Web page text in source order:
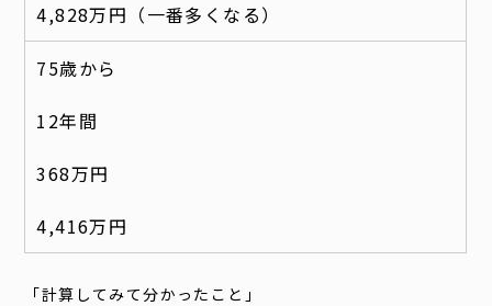
4,828万円（一番多くなる）
75歳から
12年間
368万円
4,416万円
「計算してみて分かったこと」